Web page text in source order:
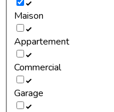
Maison
Appartement
Commercial
Garage